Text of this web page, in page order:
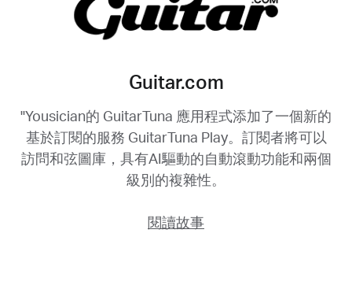
Guitar.com
"Yousician的 GuitarTuna 應用程式添加了一個新的
基於訂閱的服務 GuitarTuna Play。訂閱者將可以
訪問和弦圖庫，具有AI驅動的自動滾動功能和兩個
級別的複雜性。
閱讀故事